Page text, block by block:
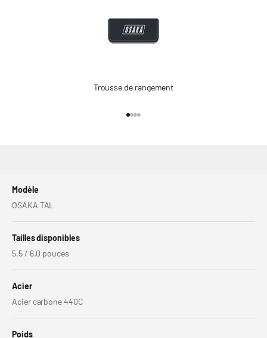
Trousse de rangement
Modèle
OSAKA TAL
Tailles disponibles
5.5 / 6.0 pouces
Acier
Acier carbone 440C
Poids